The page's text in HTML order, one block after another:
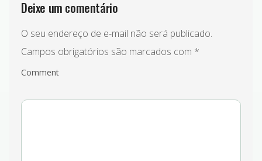
Deixe um comentário
O seu endereço de e-mail não será publicado.
Campos obrigatórios são marcados com *
Comment